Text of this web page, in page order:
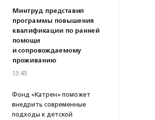
Минтруд представил
программы повышения
квалификации по ранней
помощи
и сопровождаемому
проживанию
13:45
Фонд «Катрен» поможет
внедрить современные
подходы к детской